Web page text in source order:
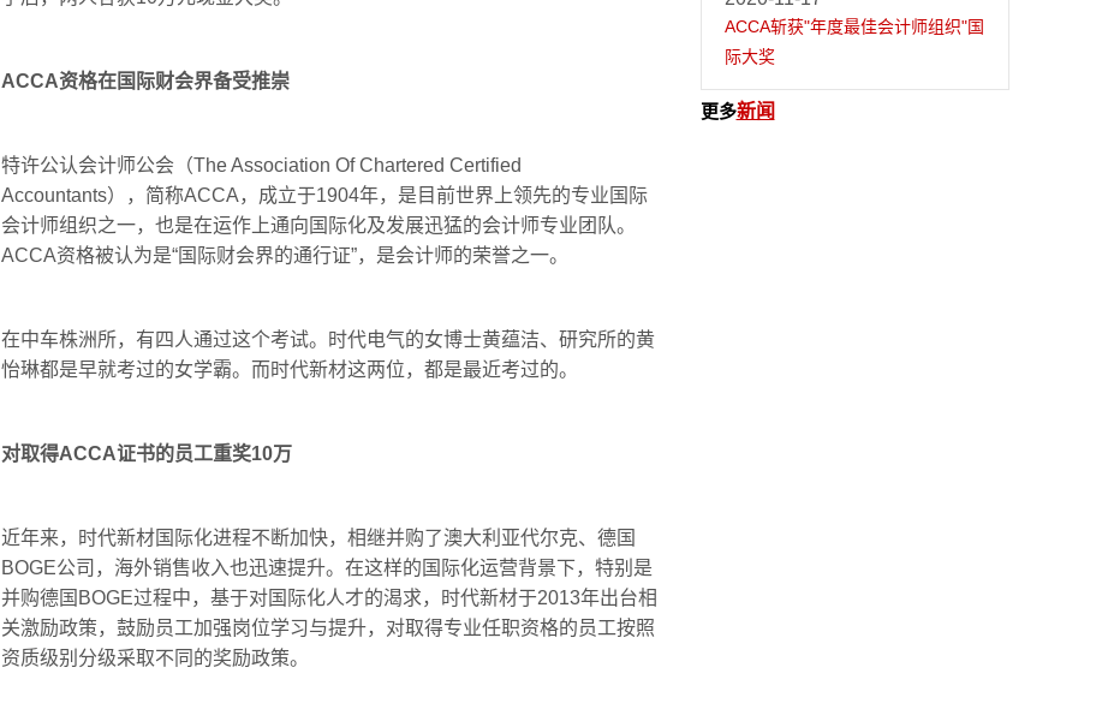
ACCA资格在国际财会界备受推崇
特许公认会计师公会（The Association Of Chartered Certified
Accountants），简称ACCA，成立于1904年，是目前世界上领先的专业国际
会计师组织之一，也是在运作上通向国际化及发展迅猛的会计师专业团队。
ACCA资格被认为是“国际财会界的通行证”，是会计师的荣誉之一。
在中车株洲所，有四人通过这个考试。时代电气的女博士黄蕴洁、研究所的黄
怡琳都是早就考过的女学霸。而时代新材这两位，都是最近考过的。
对取得ACCA证书的员工重奖10万
近年来，时代新材国际化进程不断加快，相继并购了澳大利亚代尔克、德国
BOGE公司，海外销售收入也迅速提升。在这样的国际化运营背景下，特别是
并购德国BOGE过程中，基于对国际化人才的渴求，时代新材于2013年出台相
关激励政策，鼓励员工加强岗位学习与提升，对取得专业任职资格的员工按照
资质级别分级采取不同的奖励政策。
ACCA斩获"年度最佳会计师组织"国
际大奖
更多新闻